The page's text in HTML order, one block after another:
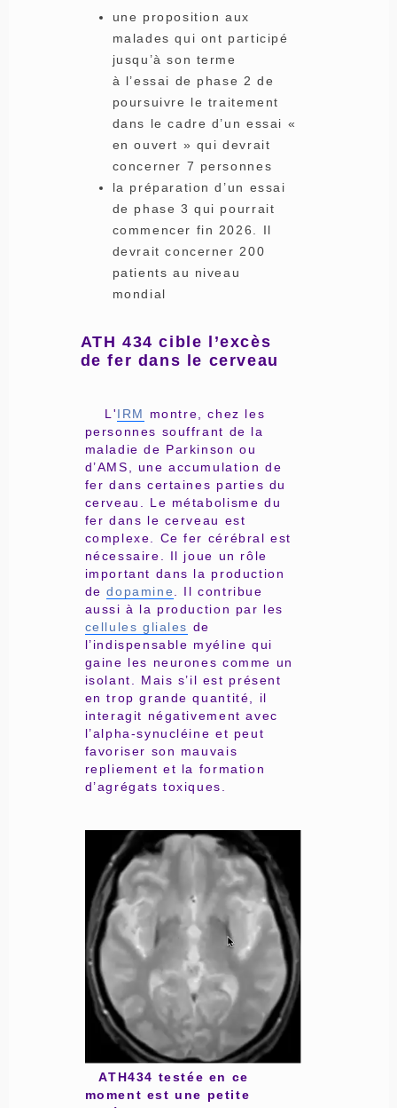
une proposition aux
malades qui ont participé
jusqu’à son terme
à l’essai de phase 2 de
poursuivre le traitement
dans le cadre d’un essai «
en ouvert » qui devrait
concerner 7 personnes
la préparation d’un essai
de phase 3 qui pourrait
commencer fin 2026. Il
devrait concerner 200
patients au niveau
mondial
ATH 434 cible l’excès
de fer dans le cerveau
L'IRM
montre, chez les
personnes souffrant de la
maladie de Parkinson ou
d’AMS, une accumulation de
fer dans certaines parties du
cerveau. Le métabolisme du
fer dans le cerveau est
complexe. Ce fer cérébral est
nécessaire. Il joue un rôle
important dans la production
dedopamine
. Il contribue
aussi à la production par les
cellules gliales de
l’indispensable myéline qui
gaine les neurones comme un
isolant. Mais s’il est présent
en trop grande quantité, il
interagit négativement avec
l’alpha-synucléine et peut
favoriser son mauvais
repliement et la formation
d’agrégats toxiques.
ATH434 testée en ce
moment est une petite